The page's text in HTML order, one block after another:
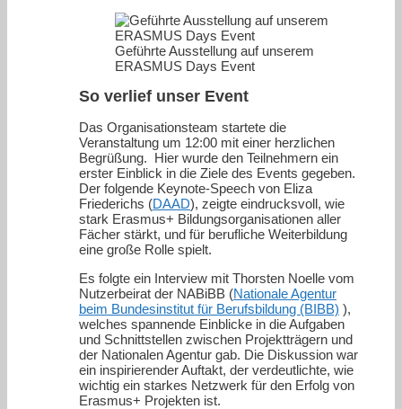
Geführte Ausstellung auf unserem
ERASMUS Days Event
So verlief unser Event
Das Organisationsteam startete die
Veranstaltung um 12:00 mit einer herzlichen
Begrüßung. Hier wurde den Teilnehmern ein
erster Einblick in die Ziele des Events gegeben.
Der folgende Keynote-Speech von Eliza
Friederichs (DAAD), zeigte eindrucksvoll, wie
stark Erasmus+ Bildungsorganisationen aller
Fächer stärkt, und für berufliche Weiterbildung
eine große Rolle spielt.
Es folgte ein Interview mit Thorsten Noelle vom
Nutzerbeirat der NABiBB (Nationale Agentur
beim Bundesinstitut für Berufsbildung (BIBB) ),
welches spannende Einblicke in die Aufgaben
und Schnittstellen zwischen Projektträgern und
der Nationalen Agentur gab. Die Diskussion war
ein inspirierender Auftakt, der verdeutlichte, wie
wichtig ein starkes Netzwerk für den Erfolg von
Erasmus+ Projekten ist.